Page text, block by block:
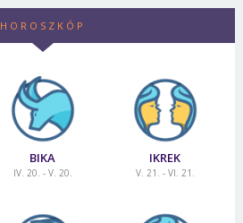
HOROSZKÓP
BIKA
IV. 20. - V. 20.
IKREK
V. 21. - VI. 21.